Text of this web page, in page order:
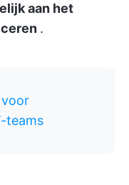
aan het
.
teams